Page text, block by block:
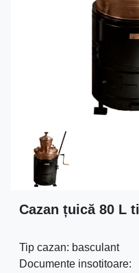
Cazan țuică 80 L
Tip cazan: basculant
Documente insotitoare: